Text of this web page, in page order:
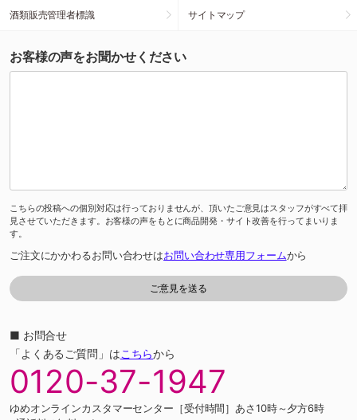
酒類販売管理者標識 サイトマップ
お客様の声をお聞かせください
こちらの投稿への個別対応は行っておりませんが、頂いたご意見はスタッフがすべて拝
見させていただきます。お客様の声をもとに商品開発・サイト改善を行ってまいりま
す。
ご注文にかかわるお問い合わせはお問い合わせ専用フォームから
■ お問合せ
「よくあるご質問」はこちらから
0120-37-1947
ゆめオンラインカスタマーセンター［受付時間］あさ10時～夕方6時